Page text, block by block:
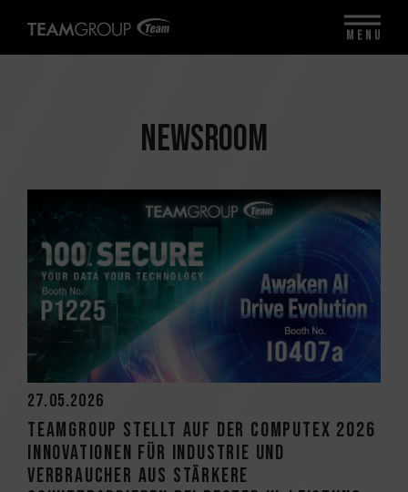
NEWSROOM
27.05.2026
TEAMGROUP stellt auf der COMPUTEX 2026
Innovationen für Industrie und
Verbraucher aus Stärkere
MENU